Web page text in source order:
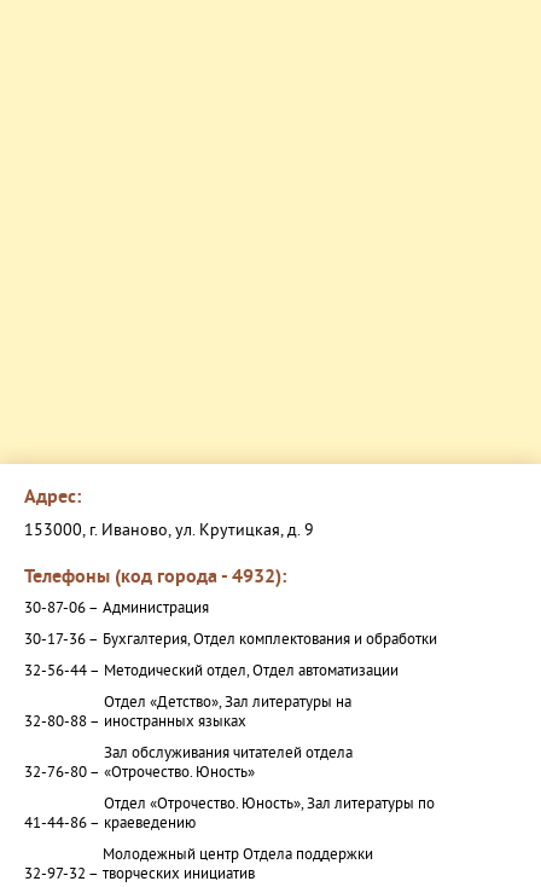
Адрес:
153000, г. Иваново, ул. Крутицкая, д. 9
Телефоны (код города - 4932):
30-87-06 – Администрация
30-17-36 – Бухгалтерия, Отдел комплектования и обработки
32-56-44 – Методический отдел, Отдел автоматизации
32-80-88 –
Отдел «Детство», Зал литературы на
иностранных языках
32-76-80 –
Зал обслуживания читателей отдела
«Отрочество. Юность»
41-44-86 –
Отдел «Отрочество. Юность», Зал литературы по
краеведению
32-97-32 –
Молодежный центр Отдела поддержки
творческих инициатив